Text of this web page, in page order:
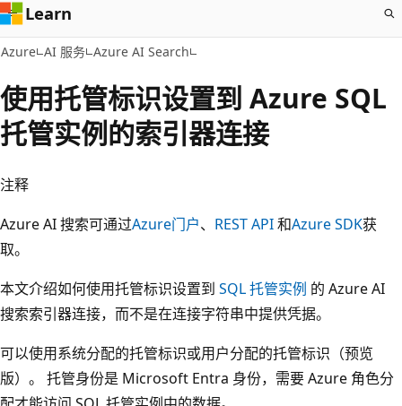
Learn
Azure AI 服务 Azure AI Search
使用托管标识设置到 Azure SQL
托管实例的索引器连接
注释
Azure AI 搜索可通过Azure门户、 REST API和Azure SDK获
取。
本文介绍如何使用托管标识设置到 SQL 托管实例 的 Azure AI
搜索索引器连接，而不是在连接字符串中提供凭据。
可以使用系统分配的托管标识或用户分配的托管标识（预览
版）。 托管身份是 Microsoft Entra 身份，需要 Azure 角色分